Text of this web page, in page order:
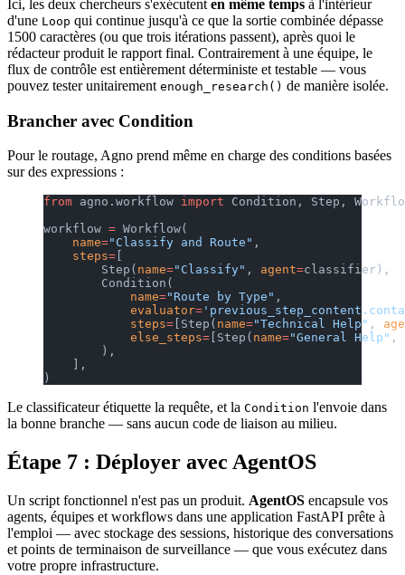
Ici, les deux chercheurs s'exécutent en même temps à l'intérieur
d'une Loop qui continue jusqu'à ce que la sortie combinée dépasse
1500 caractères (ou que trois itérations passent), après quoi le
rédacteur produit le rapport final. Contrairement à une équipe, le
flux de contrôle est entièrement déterministe et testable — vous
pouvez tester unitairement enough_research() de manière isolée.
Brancher avec Condition
Pour le routage, Agno prend même en charge des conditions basées
sur des expressions :
from agno.workflow import Condition, Step,
workflow = Workflow(
    name
="Classify and Route" ,
    steps
=
        Step(
name="Classify" , agent=classifier),
        Condition(
            name
="Route by Type" ,
            evaluator
=
            steps
= [Step( name="Technical Help" ,
            else_steps
= [Step( name="General Help" ,
        ),
    ],
)
Le classificateur étiquette la requête, et la Condition l'envoie dans
la bonne branche — sans aucun code de liaison au milieu.
Étape 7 : Déployer avec AgentOS
Un script fonctionnel n'est pas un produit. AgentOS encapsule vos
agents, équipes et workflows dans une application FastAPI prête à
l'emploi — avec stockage des sessions, historique des conversations
et points de terminaison de surveillance — que vous exécutez dans
votre propre infrastructure.